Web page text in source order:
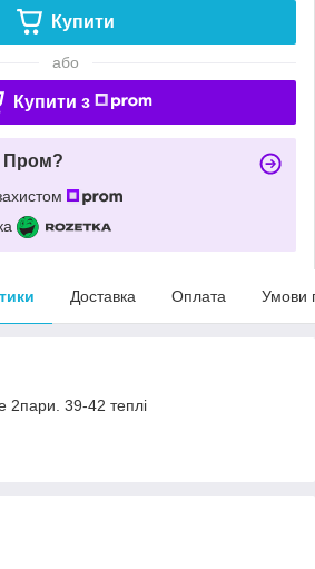
Купити
або
Купити з
Пром?
Доставка Оплата Умови
2пари. 39-42 теплі